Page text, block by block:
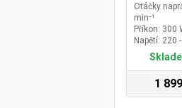
Otáčky
min⁻¹
Příkon: 300
Napětí: 220
Hmotnost:
1